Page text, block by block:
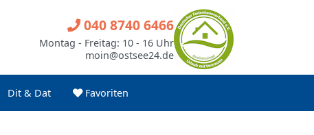
Dit & Dat Favoriten
040 8740 6466
Montag - Freitag: 10 - 16 Uhr
moin@ostsee24.de